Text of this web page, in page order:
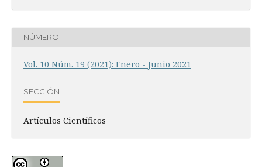
NÚMERO
Vol. 10 Núm. 19 (2021): Enero - Junio 2021
SECCIÓN
Artículos Científicos